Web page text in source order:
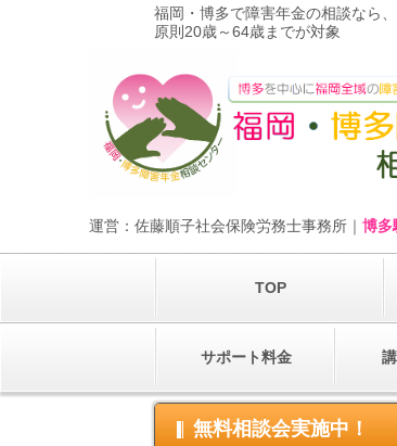
福岡・博多で障害年金の相談なら
原則20歳～64歳までが対象
運営：佐藤順子社会保険労務士事務所｜ 博多
TOP
サポート料金
無料相談会実施中！